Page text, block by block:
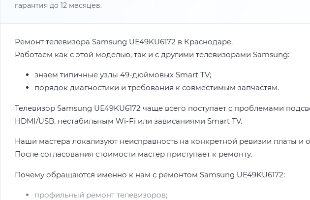
гарантия до 12 месяцев.
Ремонт телевизора Samsung UЕ49KU6172 в Краснодаре.
Работаем как с этой моделью, так и с другими телевизорами Samsung:
знаем типичные узлы 49-дюймовых Smart TV;
порядок диагностики и требования к совместимым запчастям.
Телевизор Samsung UЕ49KU6172 чаще всего поступает с проблемами
HDMI/USB, нестабильным Wi-Fi или зависаниями Smart TV.
Наши мастера локализуют неисправность на конкретной ревизии платы
После согласования стоимости мастер приступает к ремонту.
Почему обращаются именно к нам с ремонтом Samsung UЕ49KU6172:
профильный ремонт телевизоров;